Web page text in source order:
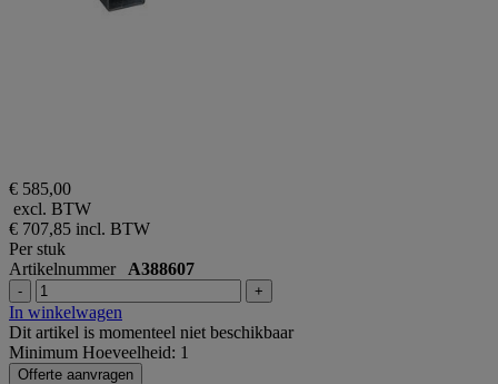
€ 585,00
excl. BTW
€ 707,85 incl. BTW
Per stuk
Artikelnummer A388607
- +
In winkelwagen
Dit artikel is momenteel niet beschikbaar
Minimum Hoeveelheid: 1
Offerte aanvragen